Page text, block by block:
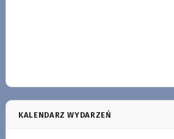
KALENDARZ WYDARZEŃ